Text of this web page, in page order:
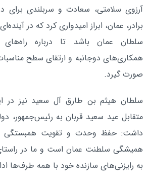
آرزوی سلامتی، سعادت و سربلندی
برادر، عمان، ابراز امیدواری کرد که در
سلطان عمان باشد تا درباره
همکاری‌های دوجانبه و ارتقای سطح
صورت گیرد.
سلطان هیثم بن طارق آل سعید نیز در
متقابل عید سعید قربان به رئیس‌جمهور،
داشت: حفظ وحدت و تقویت همبستگی
همیشگی سلطنت عمان است و ما در
به رایزنی‌های سازنده خود با همه طرف‌ها